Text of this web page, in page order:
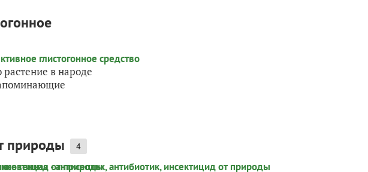
в народе
природы 4